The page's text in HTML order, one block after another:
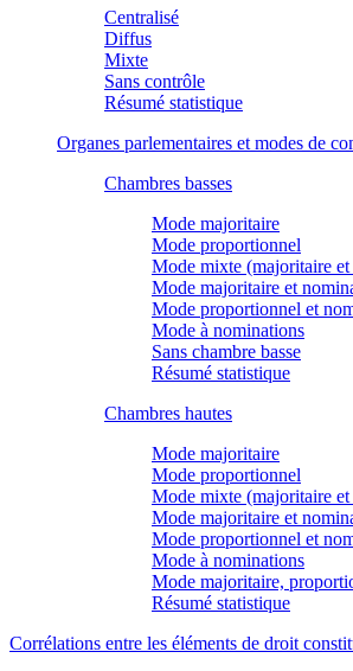
Centralisé
Diffus
Mixte
Sans contrôle
Résumé statistique
Organes parlementaires et modes de
Chambres basses
Mode majoritaire
Mode proportionnel
Mode mixte (majoritaire
Mode majoritaire et
Mode proportionnel et
Mode à nominations
Sans chambre basse
Résumé statistique
Chambres hautes
Mode majoritaire
Mode proportionnel
Mode mixte (majoritaire
Mode majoritaire et
Mode proportionnel et
Mode à nominations
Mode majoritaire,
Résumé statistique
Corrélations entre les éléments de droit